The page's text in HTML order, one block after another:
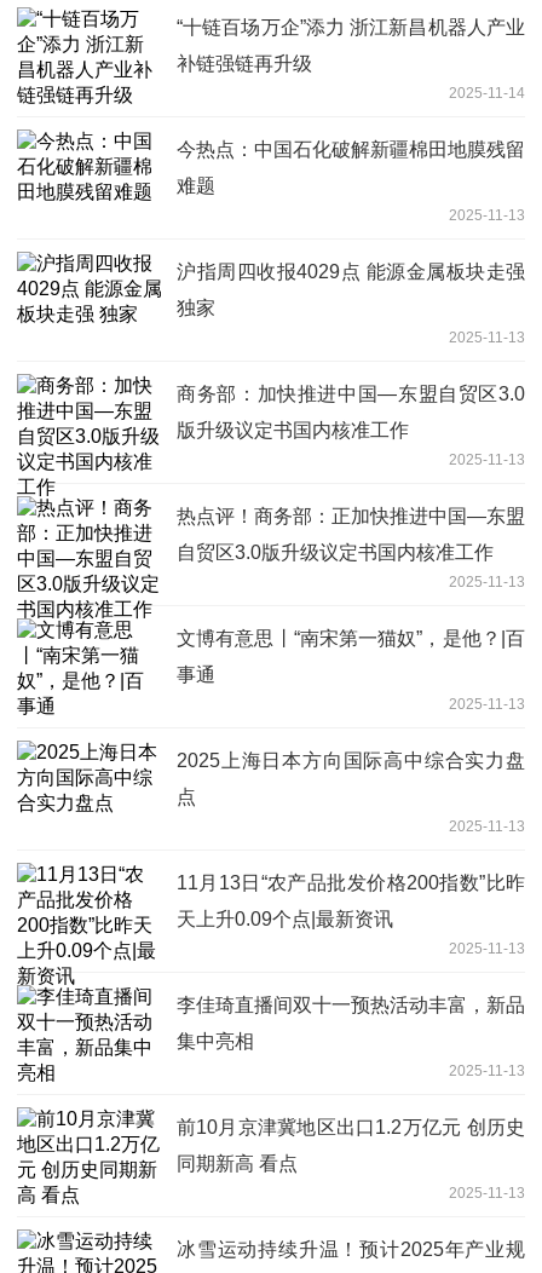
“十链百场万企”添力 浙江新昌机器人产业
补链强链再升级
2025-11-14
今热点：中国石化破解新疆棉田地膜残留
难题
2025-11-13
沪指周四收报4029点 能源金属板块走强
独家
2025-11-13
商务部：加快推进中国—东盟自贸区3.0
版升级议定书国内核准工作
2025-11-13
热点评！商务部：正加快推进中国—东盟
自贸区3.0版升级议定书国内核准工作
2025-11-13
文博有意思丨“南宋第一猫奴”，是他？|百
事通
2025-11-13
2025上海日本方向国际高中综合实力盘
点
2025-11-13
11月13日“农产品批发价格200指数”比昨
天上升0.09个点|最新资讯
2025-11-13
李佳琦直播间双十一预热活动丰富，新品
集中亮相
2025-11-13
前10月京津冀地区出口1.2万亿元 创历史
同期新高 看点
2025-11-13
冰雪运动持续升温！预计2025年产业规